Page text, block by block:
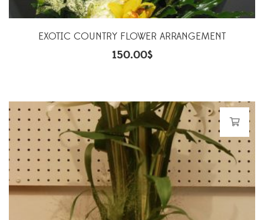
EXOTIC COUNTRY FLOWER ARRANGEMENT
150.00$